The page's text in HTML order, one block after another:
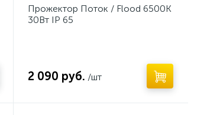
Прожектор Поток / Flood 6500К
30Вт IP 65
2 090 руб. /шт